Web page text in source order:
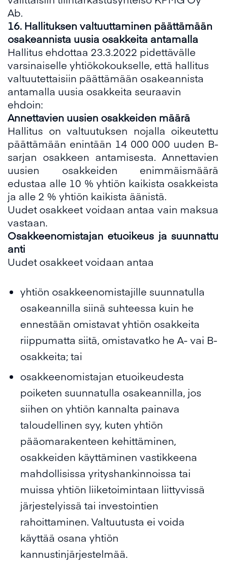
Ab.
16. Hallituksen valtuuttaminen päättämään
osakeannista uusia osakkeita antamalla
Hallitus ehdottaa 23.3.2022 pidettävälle
varsinaiselle yhtiökokoukselle, että hallitus
valtuutettaisiin päättämään osakeannista
antamalla uusia osakkeita seuraavin
ehdoin:
Annettavien uusien osakkeiden määrä
Hallitus on valtuutuksen nojalla oikeutettu
päättämään enintään 14 000 000 uuden B-
sarjan osakkeen antamisesta. Annettavien
uusien osakkeiden enimmäismäärä
edustaa alle 10 % yhtiön kaikista osakkeista
ja alle 2 % yhtiön kaikista äänistä.
Uudet osakkeet voidaan antaa vain maksua
vastaan.
Osakkeenomistajan etuoikeus ja suunnattu
anti
Uudet osakkeet voidaan antaa
yhtiön osakkeenomistajille suunnatulla
osakeannilla siinä suhteessa kuin he
ennestään omistavat yhtiön osakkeita
riippumatta siitä, omistavatko he A- vai B-
osakkeita; tai
osakkeenomistajan etuoikeudesta
poiketen suunnatulla osakeannilla, jos
siihen on yhtiön kannalta painava
taloudellinen syy, kuten yhtiön
pääomarakenteen kehittäminen,
osakkeiden käyttäminen vastikkeena
mahdollisissa yrityshankinnoissa tai
muissa yhtiön liiketoimintaan liittyvissä
järjestelyissä tai investointien
rahoittaminen. Valtuutusta ei voida
käyttää osana yhtiön
kannustinjärjestelmää.